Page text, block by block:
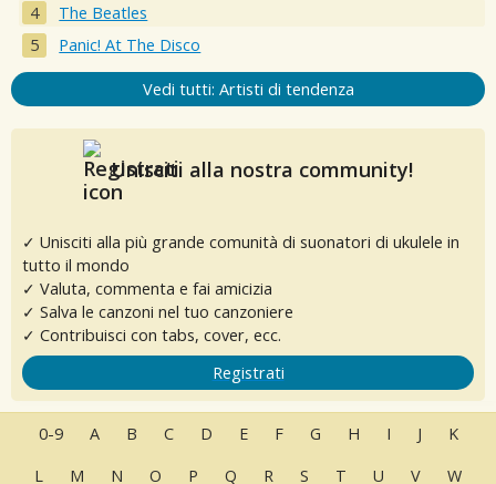
The Beatles
Panic! At The Disco
Vedi tutti: Artisti di tendenza
Unisciti alla nostra community!
✓ Unisciti alla più grande comunità di suonatori di ukulele in
tutto il mondo
✓ Valuta, commenta e fai amicizia
✓ Salva le canzoni nel tuo canzoniere
✓ Contribuisci con tabs, cover, ecc.
Registrati
0-9 A B C D E F G H I J
K
L
M N O P Q R S T U V W